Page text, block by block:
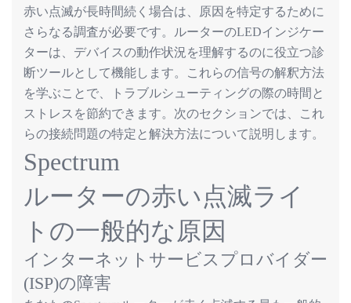
赤い点滅が長時間続く場合は、原因を特定するために
さらなる調査が必要です。ルーターのLEDインジケー
ターは、デバイスの動作状況を理解するのに役立つ診
断ツールとして機能します。これらの信号の解釈方法
を学ぶことで、トラブルシューティングの際の時間と
ストレスを節約できます。次のセクションでは、これ
らの接続問題の特定と解決方法について説明します。
Spectrum
ルーターの赤い点滅ライ
トの一般的な原因
インターネットサービスプロバイダー
(ISP)の障害